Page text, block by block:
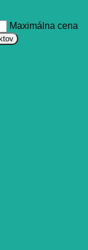
Maximálna cena